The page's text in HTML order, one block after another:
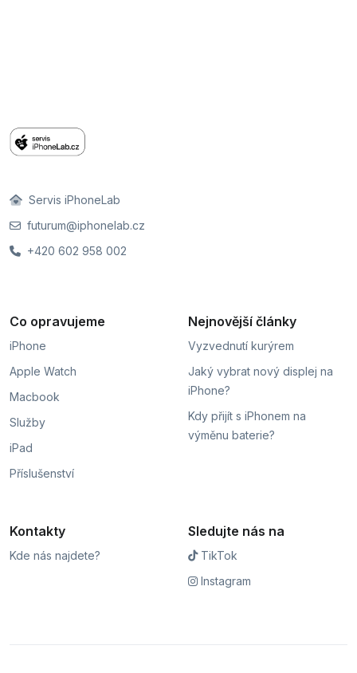
Servis iPhoneLab
futurum@iphonelab.cz
+420 602 958 002
Co opravujeme
iPhone
Apple Watch
Macbook
Služby
iPad
Příslušenství
Nejnovější články
Vyzvednutí kurýrem
Jaký vybrat nový displej na
iPhone?
Kdy přijít s iPhonem na
výměnu baterie?
Kontakty
Kde nás najdete?
Sledujte nás na
TikTok
Instagram